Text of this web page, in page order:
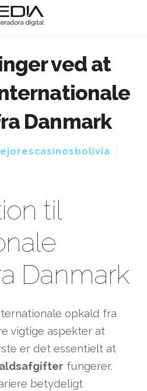
ved at
Danmark
til
Danmark
opkald fra
vigtige aspekter at
er det essentielt at
fungerer.
betydeligt